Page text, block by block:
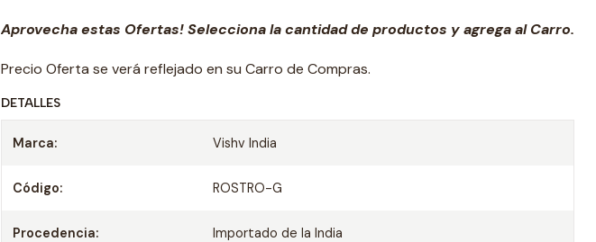
Aprovecha estas Ofertas! Selecciona la cantidad de productos y agrega al Carro.
Precio Oferta se verá reflejado en su Carro de Compras.
DETALLES
Marca: Vishv India
Código: ROSTRO-G
Procedencia: Importado de la India